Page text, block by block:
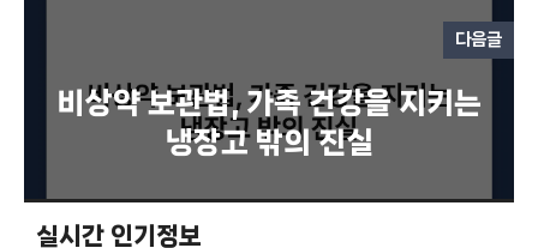
다음글
비상약 보관법, 가족 건강을 지키는
냉장고 밖의 진실
실시간 인기정보